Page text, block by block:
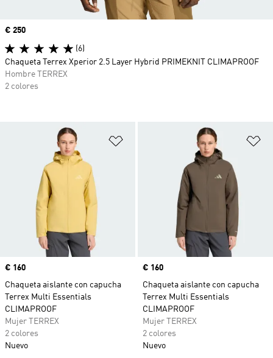
Añadir a la lista de deseos
Precio
€ 160
Chaqueta aislante con capucha
Terrex Multi Essentials
CLIMAPROOF
Mujer TERREX
2 colores
Nuevo
Precio
€ 160
Chaqueta aislante con capucha
Terrex Multi Essentials
CLIMAPROOF
Mujer TERREX
2 colores
Nuevo
Precio
€ 250
(6)
Chaqueta Terrex Xperior 2.5 Layer Hybrid PRIMEKNIT CLIMAPROOF
Hombre TERREX
2 colores